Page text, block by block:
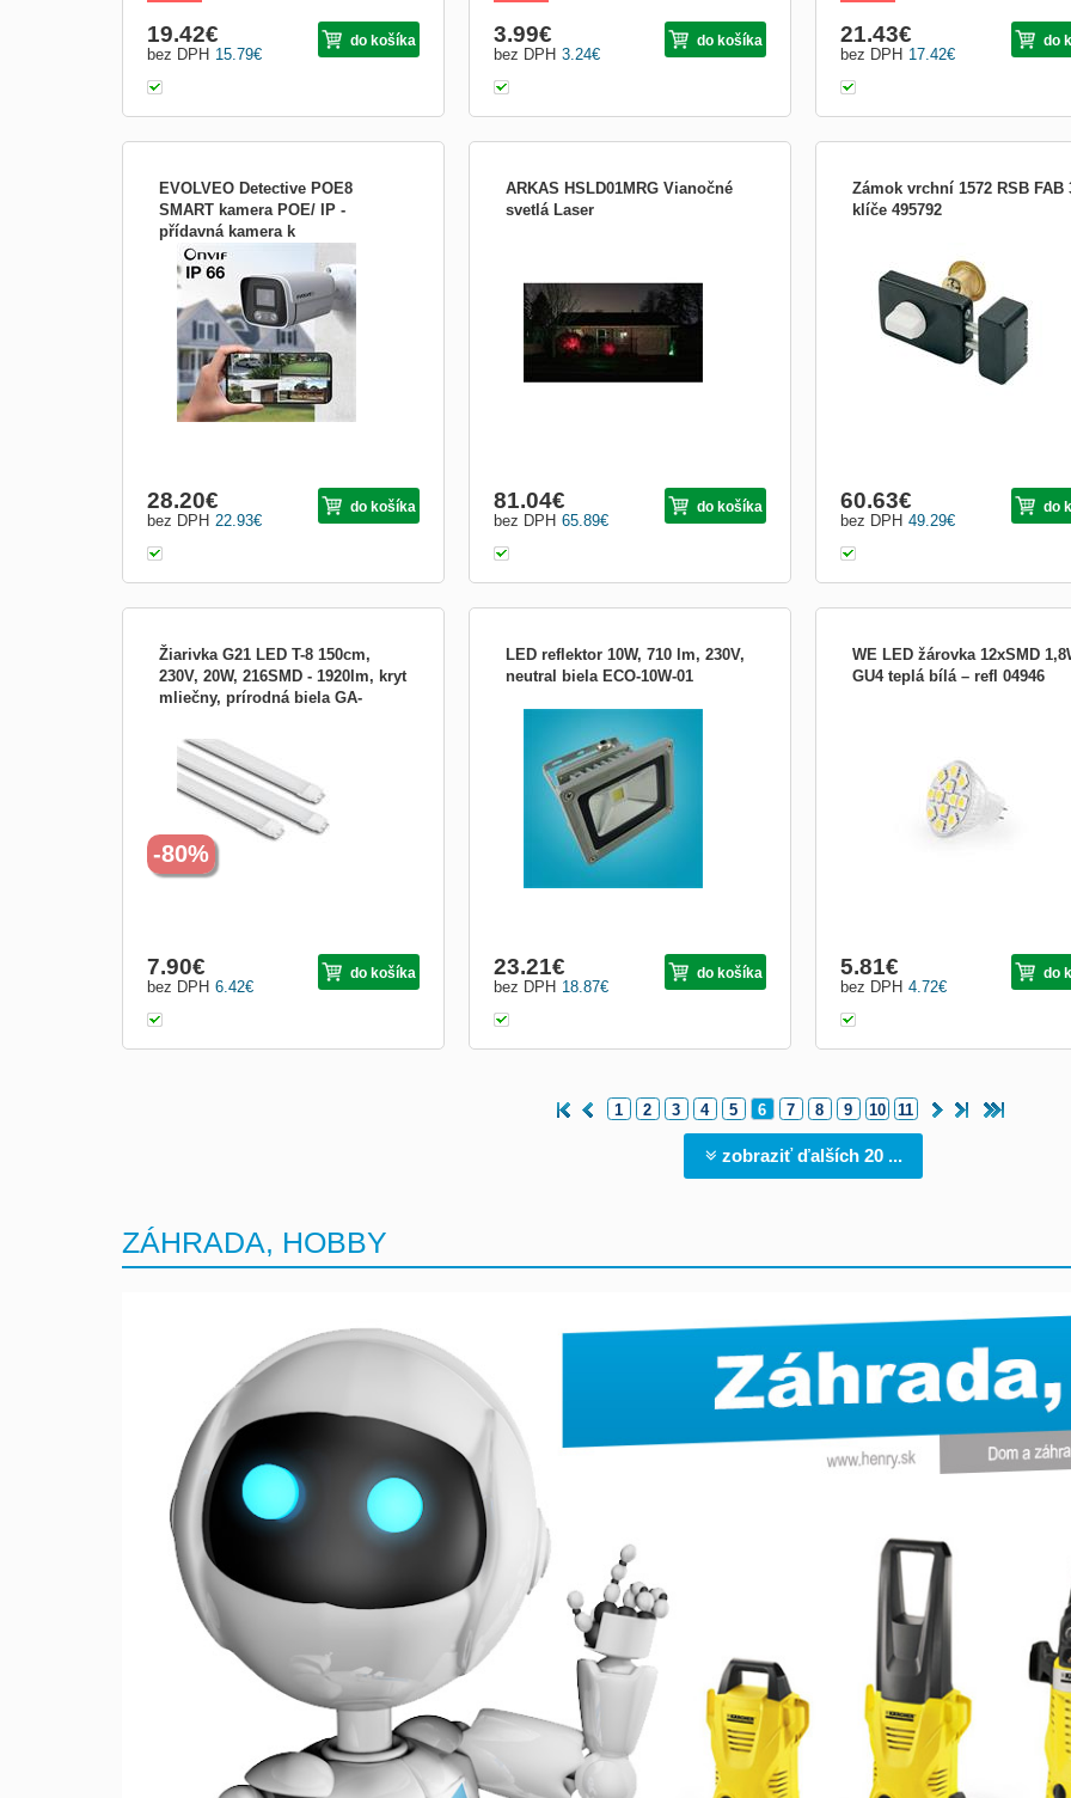
15.79€
bez DPH
19.42€ do košíka
3.24€
bez DPH
3.99€ do košíka
17.42€
bez DPH
21.43€ do
EVOLVEO Detective POE8
SMART kamera POE/ IP -
přídavná kamera k
WN8,IP8,POE8 DET-POE8CAM
EVOLVEO Detective POE8 SMART
kamera POE/ IP - přídavná kamera k
WN8,IP8,POE8
22.93€
bez DPH
28.20€ do košíka
ARKAS HSLD01MRG Vianočné
svetlá Laser
záhradu smerom na dom, alebo súvislú
plochu - ideálna dekorácia počas Vianoc,
narodeninovej párty, rodinných stretnutí -
jedinečný
65.89€
bez DPH
81.04€ do košíka
Zámok vrchní 1572 RSB FAB
klíče 495792
je vhodný ako prídavný zámok na
zabezpečenie vašich dverí.
49.29€
bez DPH
60.63€ do
Žiarivka G21 LED T-8 150cm,
230V, 20W, 216SMD - 1920lm, kryt
mliečny, prírodná biela GA-
světla 4000-4500K (neutrální bílá),
světelný tok 1920m, zdroj světla 216 SMD
3014 SUPER BRIGHT, úhel svitu 120°,
náhrada 36W zářivky, životnost až 50 000
hodin.
6.42€
bez DPH
7.90€ do košíka
-80%
LED reflektor 10W, 710 lm, 230V,
neutral biela ECO-10W-01
klasických halogenových reflektorů.
Vzhledem ke své vysoké účinnosti dokáže
nahradit světlomet s daleko vyšší
spotřebou a tím přináší výhody razantní
úspory energií. Daleko
18.87€
bez DPH
23.21€ do košíka
WE LED žárovka 12xSMD
GU4 teplá bílá – refl 04946
žárovek. LED žárovky generují malé
množství tepla, mohou být používány
uvnitř, tak i venku. Svítivost LED
4.72€
bez DPH
5.81€ do
1 2 3 4 5 6 7 8 9 10 11
zobraziť ďalších 20 ...
ZÁHRADA, HOBBY